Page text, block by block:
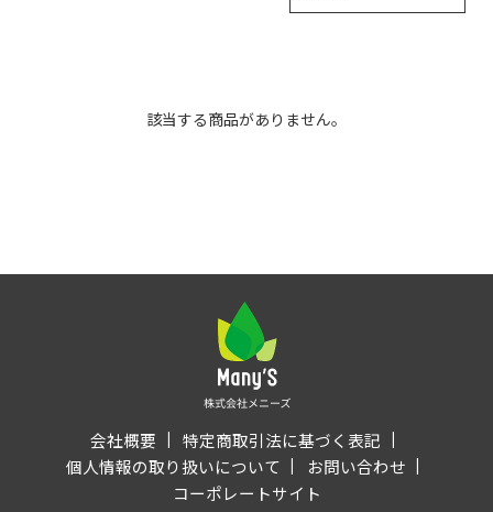
該当する商品がありません。
会社概要
特定商取引法に基づく表記
個人情報の取り扱いについて
お問い合わせ
コーポレートサイト